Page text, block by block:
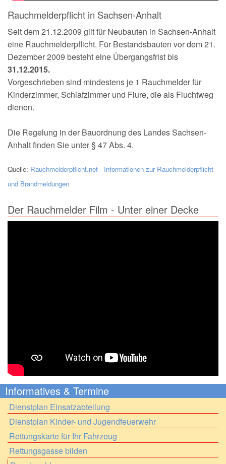
Rauchmelderpflicht in Sachsen-Anhalt
Seit dem 21.12.2009 gilt für Neubauten in Sachsen-Anhalt
eine Rauchmelderpflicht. Für Bestandsbauten vor dem 21.
Dezember 2009 besteht eine Übergangsfrist bis
31.12.2015.
Vorgeschrieben sind mindestens je 1 Rauchmelder für
Kinderzimmer, Schlafzimmer und Flure, die als Fluchtweg
dienen.
Die Regelung in der Bauordnung des Landes Sachsen-
Anhalt finden Sie unter § 47 Abs. 4.
Quelle: Rauchmelderpflicht.net - Informationen zur Rauchmelderpflicht
und Brandmeldungen
Der Rauchmelder Film - Unter einer Decke
Informatives & Termine
Dienstplan Einsatzabteilung
Dienstplan Kinder- und Jugendfeuerwehr
Rettungskarte für Ihr Fahrzeug
Rettungsgasse bilden